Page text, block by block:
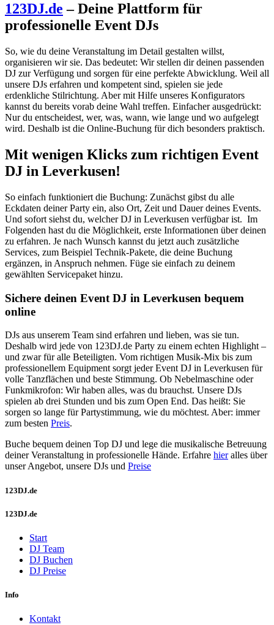
123DJ.de – Deine Plattform für
professionelle Event DJs
So, wie du deine Veranstaltung im Detail gestalten willst,
organisieren wir sie. Das bedeutet: Wir stellen dir deinen passenden
DJ zur Verfügung und sorgen für eine perfekte Abwicklung. Weil all
unsere DJs erfahren und kompetent sind, spielen sie jede
erdenkliche Stilrichtung. Aber mit Hilfe unseres Konfigurators
kannst du bereits vorab deine Wahl treffen. Einfacher ausgedrückt:
Nur du entscheidest, wer, was, wann, wie lange und wo aufgelegt
wird. Deshalb ist die Online-Buchung für dich besonders praktisch.
Mit wenigen Klicks zum richtigen Event
DJ in Leverkusen!
So einfach funktioniert die Buchung: Zunächst gibst du alle
Eckdaten deiner Party ein, also Ort, Zeit und Dauer deines Events.
Und sofort siehst du, welcher DJ in Leverkusen verfügbar ist. Im
Folgenden hast du die Möglichkeit, erste Informationen über deinen
zu erfahren. Je nach Wunsch kannst du jetzt auch zusätzliche
Services, zum Beispiel Technik-Pakete, die deine Buchung
ergänzen, in Anspruch nehmen. Füge sie einfach zu deinem
gewählten Servicepaket hinzu.
Sichere deinen Event DJ in Leverkusen bequem
online
DJs aus unserem Team sind erfahren und lieben, was sie tun.
Deshalb wird jede von 123DJ.de Party zu einem echten Highlight –
und zwar für alle Beteiligten. Vom richtigen Musik-Mix bis zum
professionellem Equipment sorgt jeder Event DJ in Leverkusen für
volle Tanzflächen und beste Stimmung. Ob Nebelmaschine oder
Funkmikrofon: Wir haben alles, was du brauchst. Unsere DJs
spielen ab drei Stunden und bis zum Open End. Das heißt: Sie
sorgen so lange für Partystimmung, wie du möchtest. Aber: immer
zum besten Preis.
Buche bequem deinen Top DJ und lege die musikalische Betreuung
deiner Veranstaltung in professionelle Hände. Erfahre hieralles über
unser Angebot, unsere DJs und Preise
123DJ.de
123DJ.de
Start
DJ Team
DJ Buchen
DJ Preise
Info
Kontakt